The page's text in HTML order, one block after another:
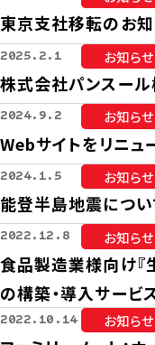
東京支社移転のお
2025.2.1 お知らせ
株式会社パンスー
2024.9.2 お知らせ
Webサイトをリニュ
2024.1.5 お知らせ
能登半島地震につい
2022.12.8 お知らせ
食品製造業様向け『
の構築・導入サービ
2022.10.14 お知らせ